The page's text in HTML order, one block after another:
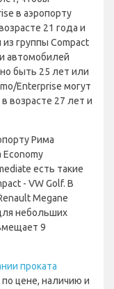
в аэропорту
21 года и
группы Compact
автомобилей
быть 25 лет или
Enterprise могут
возрасте 27 лет и
Рима
Economy
есть такие
- VW Golf. В
Megane
небольших
9
проката
по цене, наличию и